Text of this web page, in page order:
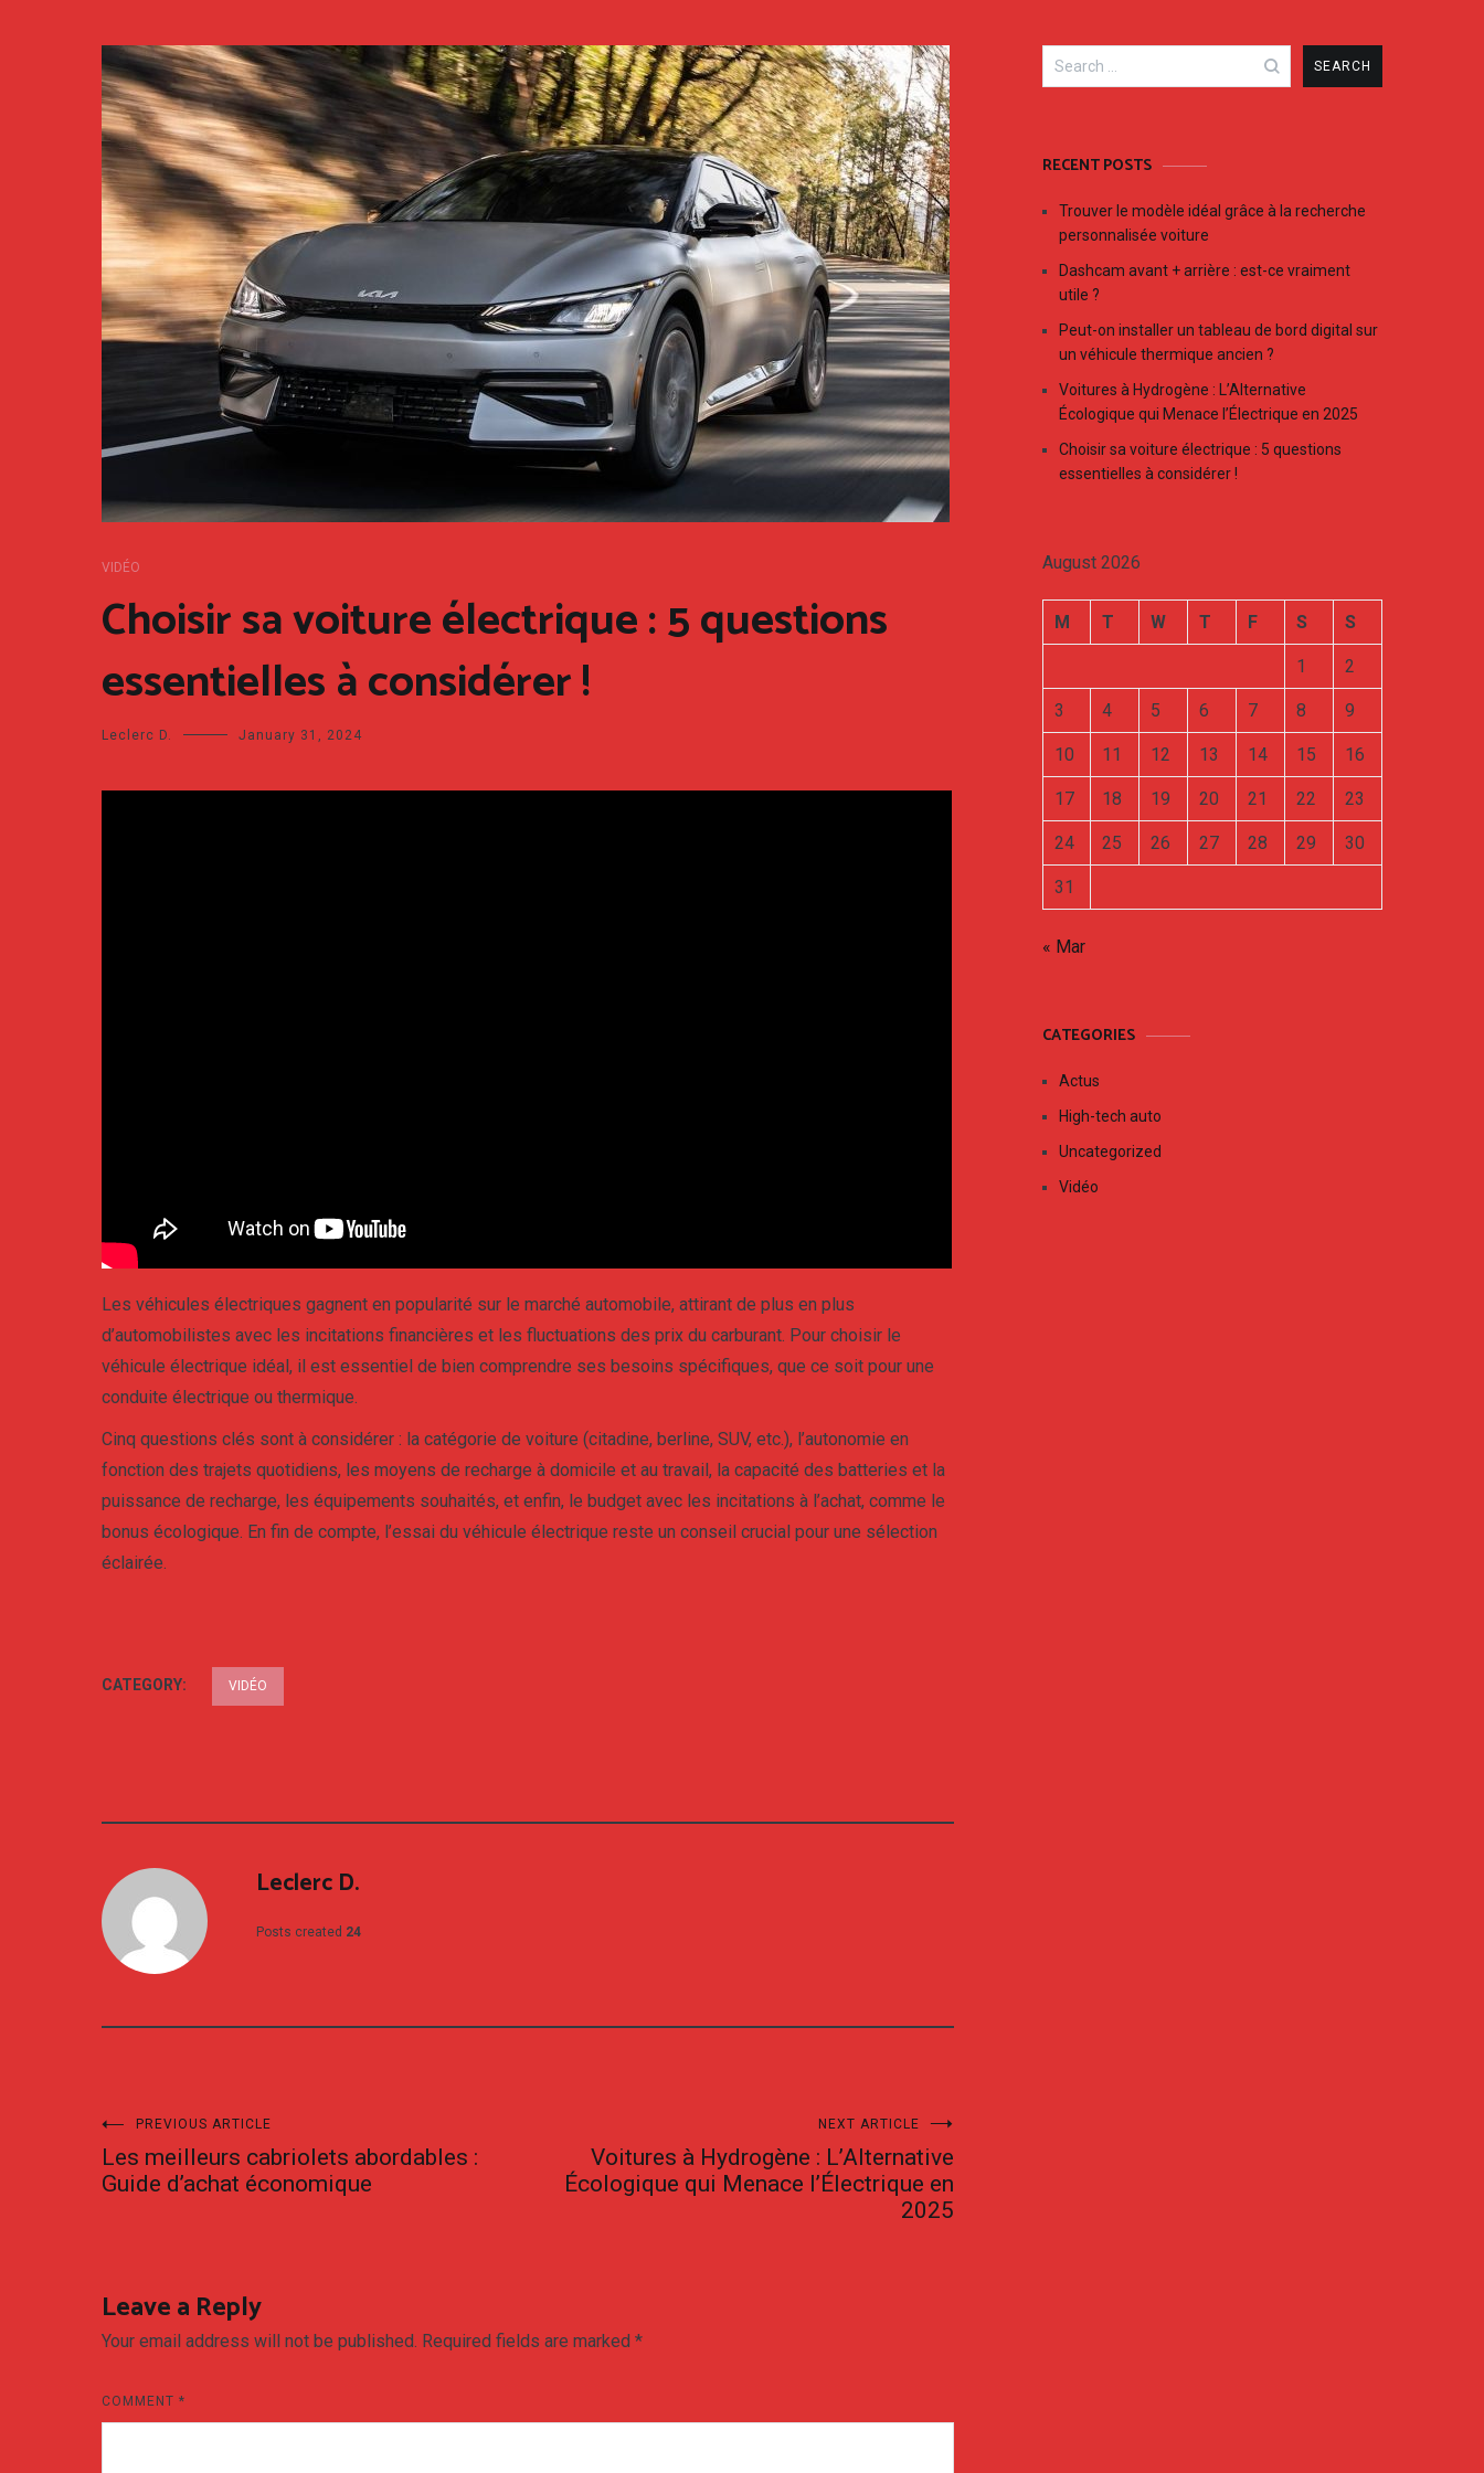
VIDÉO
Choisir sa voiture électrique : 5 questions
essentielles à considérer !
Leclerc D. January 31, 2024
Les véhicules électriques gagnent en popularité sur le marché automobile, attirant de plus en plus
d’automobilistes avec les incitations financières et les fluctuations des prix du carburant. Pour choisir le
véhicule électrique idéal, il est essentiel de bien comprendre ses besoins spécifiques, que ce soit pour une
conduite électrique ou thermique.
Cinq questions clés sont à considérer : la catégorie de voiture (citadine, berline, SUV, etc.), l’autonomie en
fonction des trajets quotidiens, les moyens de recharge à domicile et au travail, la capacité des batteries et la
puissance de recharge, les équipements souhaités, et enfin, le budget avec les incitations à l’achat, comme le
bonus écologique. En fin de compte, l’essai du véhicule électrique reste un conseil crucial pour une sélection
éclairée.
CATEGORY: VIDÉO
Leclerc D.
Posts created 24
Post
navigation
PREVIOUS ARTICLE
Les meilleurs cabriolets abordables :
Guide d’achat économique
NEXT ARTICLE
Voitures à Hydrogène : L’Alternative
Écologique qui Menace l’Électrique en
2025
Leave a Reply
Your email address will not be published. Required fields are marked *
COMMENT *
Search
for:
RECENT POSTS
Trouver le modèle idéal grâce à la recherche
personnalisée voiture
Dashcam avant + arrière : est-ce vraiment
utile ?
Peut-on installer un tableau de bord digital sur
un véhicule thermique ancien ?
Voitures à Hydrogène : L’Alternative
Écologique qui Menace l’Électrique en 2025
Choisir sa voiture électrique : 5 questions
essentielles à considérer !
August 2026
M T W T F S S
1 2
3 4 5 6 7 8 9
10 11 12 13 14 15 16
17 18 19 20 21 22 23
24 25 26 27 28 29 30
31
« Mar
CATEGORIES
Actus
High-tech auto
Uncategorized
Vidéo